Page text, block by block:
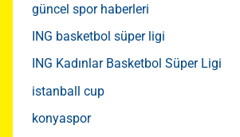
güncel spor haberleri
ING basketbol süper ligi
ING Kadınlar Basketbol Süper Ligi
istanball cup
konyaspor